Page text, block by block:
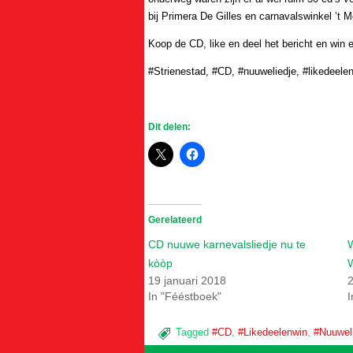
bij Primera De Gilles en carnavalswinkel ’t
Koop de CD, like en deel het bericht en win
#Strienestad, #CD, #nuuweliedje,
Dit delen:
Gerelateerd
CD nuuwe karnevalsliedje nu te
kòòp
19 januari 2018
In "Fééstboek"
Tagged #CD, #Likedeelenwin,